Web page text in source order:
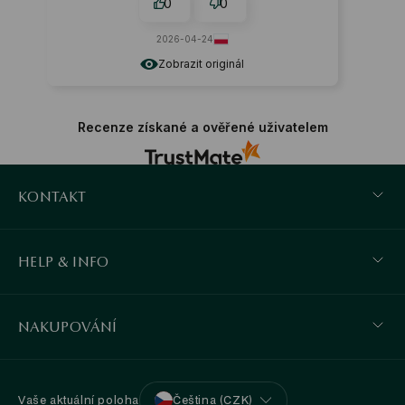
Zobrazit originál
2026-04-24
Recenze získané a ověřené uživatelem
KONTAKT
HELP & INFO
NAKUPOVÁNÍ
Vaše aktuální poloha Čeština (CZK)